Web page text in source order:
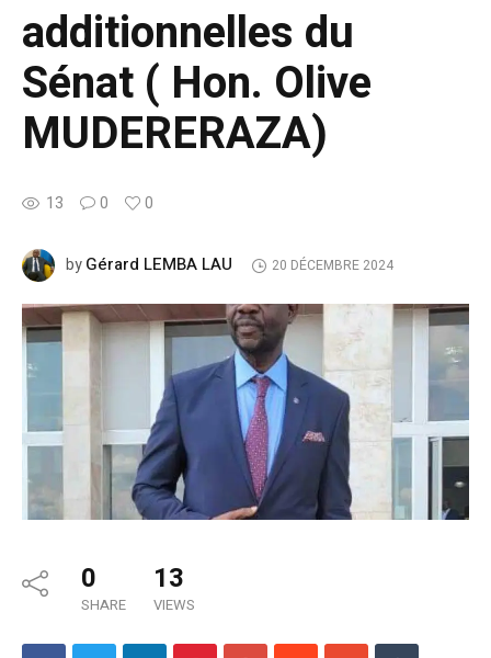
additionnelles du
Sénat ( Hon. Olive
MUDERERAZA)
13 0 0
byGérard LEMBA LAU 20 DÉCEMBRE 2024
0
SHARE
13
VIEWS